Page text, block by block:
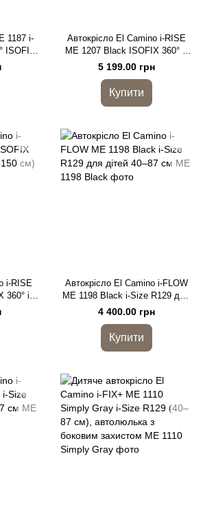
1187 i-
ISOFIX
Автокрісло El Camino i-RISE
ME 1207 Black ISOFIX 360° i-
Size R129 (40-150 см)
5 199.00 грн
Купити
i-RISE
360° i-
Автокрісло El Camino i-FLOW
ME 1198 Black i-Size R129 для
дітей 40–87 см
4 400.00 грн
Купити